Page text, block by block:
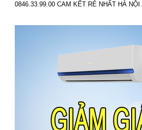
0846.33.99.00 CAM KẾT RẺ NHẤT HÀ NỘI.